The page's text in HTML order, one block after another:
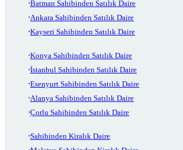
Batman Sahibinden Satılık Daire
Ankara Sahibinden Satılık Daire
Kayseri Sahibinden Satılık Daire
Konya Sahibinden Satılık Daire
İstanbul Sahibinden Satılık Daire
Esenyurt Sahibinden Satılık Daire
Alanya Sahibinden Satılık Daire
Çorlu Sahibinden Satılık Daire
Sahibinden Kiralık Daire